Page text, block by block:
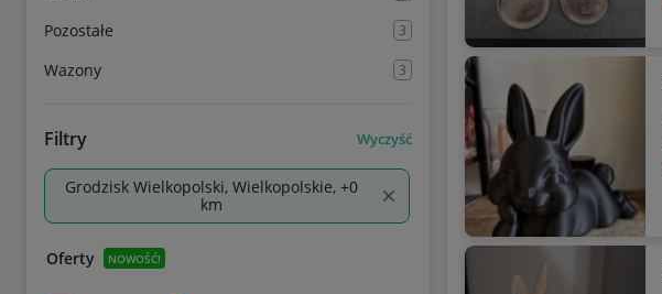
Pozostałe 3
Wazony 3
Filtry Wyczyść
Grodzisk Wielkopolski, Wielkopolskie, +0
km
Oferty NOWOŚĆ!